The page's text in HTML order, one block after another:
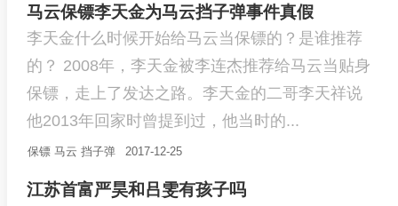
马云保镖李天金为马云挡子弹事件真假
李天金什么时候开始给马云当保镖的？是谁推荐
的？ 2008年，李天金被李连杰推荐给马云当贴身
保镖，走上了发达之路。李天金的二哥李天祥说
他2013年回家时曾提到过，他当时的...
保镖 马云 挡子弹 2017-12-25
江苏首富严昊和吕雯有孩子吗